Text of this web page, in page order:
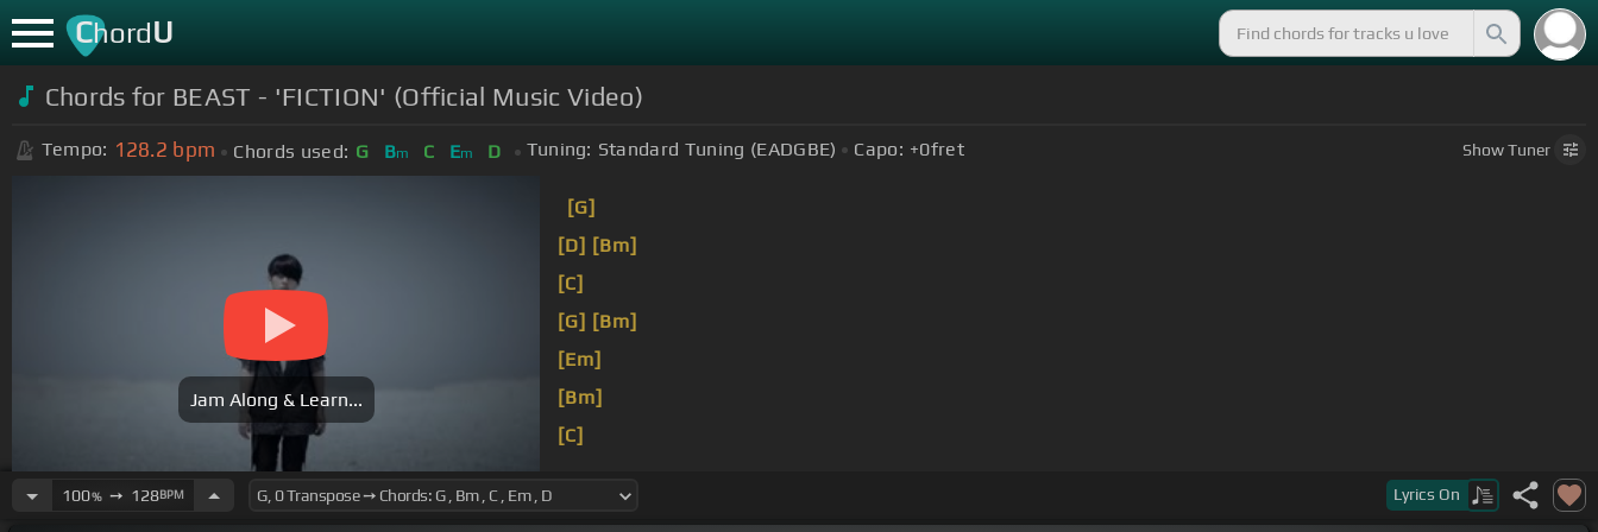
ChordU
Chords for BEAST - 'FICTION' (Official Music Video)
Tempo: 128.2 bpm Chords used: G Bm C Em D Tuning: Standard Tuning (EADGBE) Capo: +0fret ShowTuner
Jam Along & Learn...
[G]
[D] [Bm]
[C]
[G] [Bm]
[Em]
[Bm]
[C]
100%➙ 128BPM Lyrics On